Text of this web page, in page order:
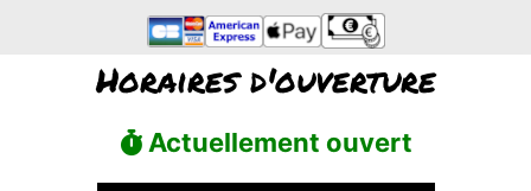
Horaires d'ouverture
Actuellement ouvert